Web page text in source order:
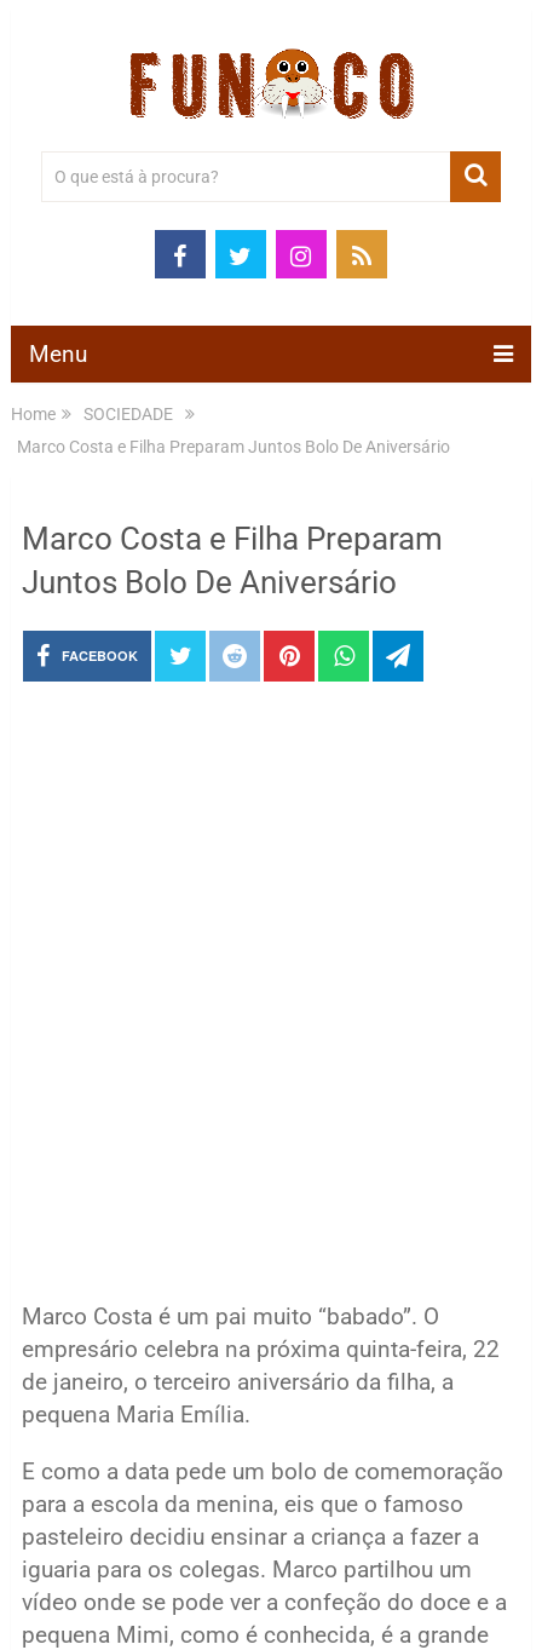
Menu
Home
SOCIEDADE
Marco Costa e Filha Preparam Juntos Bolo De Aniversário
Marco Costa e Filha Preparam
Juntos Bolo De Aniversário
FACEBOOK
Marco Costa é um pai muito “babado”. O
empresário celebra na próxima quinta-feira, 22
de janeiro, o terceiro aniversário da filha, a
pequena Maria Emília.
E como a data pede um bolo de comemoração
para a escola da menina, eis que o famoso
pasteleiro decidiu ensinar a criança a fazer a
iguaria para os colegas. Marco partilhou um
vídeo onde se pode ver a confeção do doce e a
pequena Mimi, como é conhecida, é a grande